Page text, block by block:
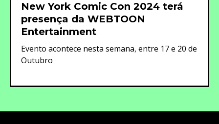
New York Comic Con 2024 terá
presença da WEBTOON
Entertainment
Evento acontece nesta semana, entre 17 e 20 de
Outubro